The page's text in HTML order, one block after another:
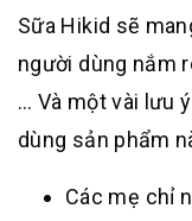
Sữa Hikid sẽ
người dùng nắm
… Và một vài lưu
dùng sản phẩm
Các mẹ chỉ